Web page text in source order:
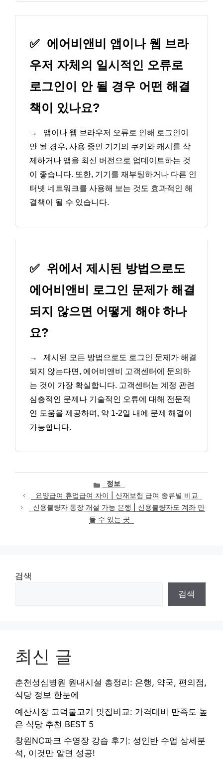
✅ 에어비앤비 앱이나 웹 브라
우저 자체의 일시적인 오류로
로그인이 안 될 경우 어떤 해결
책이 있나요?
→
앱이나 웹 브라우저 오류로 인해 로그인이
안 될 경우, 사용 중인 기기의 쿠키와 캐시를 삭
제하거나 앱을 최신 버전으로 업데이트하는 것
이 좋습니다. 또한, 기기를 재부팅하거나 다른 인
터넷 네트워크를 사용해 보는 것도 효과적인 해
결책이 될 수 있습니다.
✅ 위에서 제시된 방법으로도
에어비앤비 로그인 문제가 해결
되지 않으면 어떻게 해야 하나
요?
→
제시된 모든 방법으로도 로그인 문제가 해결
되지 않는다면, 에어비앤비 고객센터에 문의하
는 것이 가장 확실합니다. 고객센터는 계정 관련
심층적인 문제나 기술적인 오류에 대해 전문적
인 도움을 제공하며, 약 1-2일 내에 문제 해결이
가능합니다.
카
테
고
리
정보
요양급여 휴업급여 차이 | 산재보험 급여 종류별 비교
신용불량자 통장 개설 가능 은행 | 신용불량자도 계좌 만
들 수 있는 곳
검색
검색
최신 글
춘천성심병원 원내시설 총정리: 은행, 약국, 편의점,
식당 정보 한눈에
예산시장 고덕불고기 맛집비교: 가격대비 만족도 높
은 식당 추천 BEST 5
창원NC파크 수영장 강습 후기: 성인반 수업 상세분
석, 이것만 알면 성공!